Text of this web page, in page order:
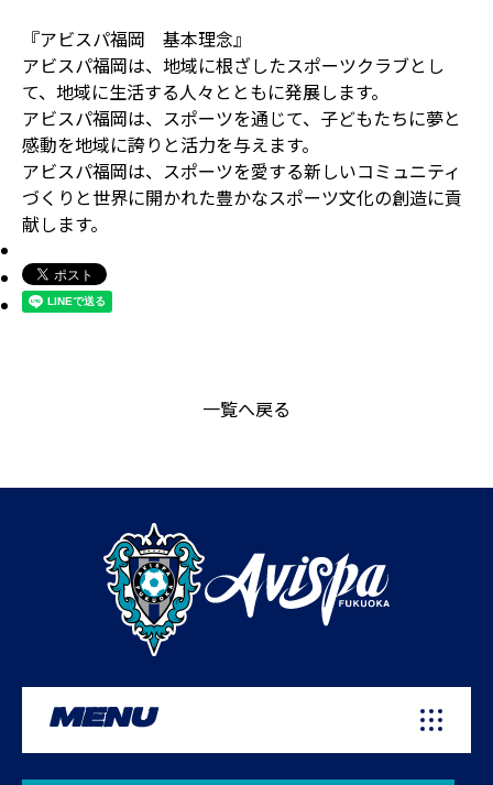
『アビスパ福岡 基本理念』
アビスパ福岡は、地域に根ざしたスポーツクラブとし
て、地域に生活する人々とともに発展します。
アビスパ福岡は、スポーツを通じて、子どもたちに夢と
感動を地域に誇りと活力を与えます。
アビスパ福岡は、スポーツを愛する新しいコミュニティ
づくりと世界に開かれた豊かなスポーツ文化の創造に貢
献します。
一覧へ戻る
MENU